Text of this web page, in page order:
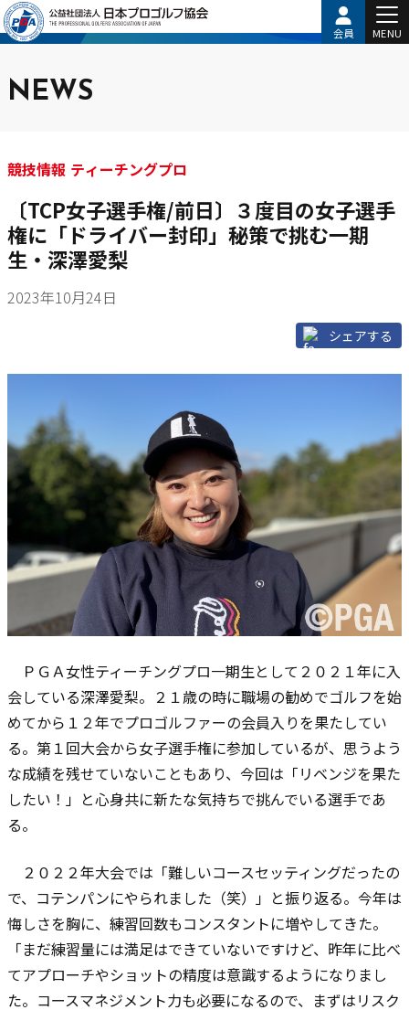
会員 MENU
NEWS
競技情報 ティーチングプロ
〔TCP女子選手権/前日〕３度目の女子選手
権に「ドライバー封印」秘策で挑む一期
生・深澤愛梨
2023年10月24日
シェアする
ＰＧＡ女性ティーチングプロ一期生として２０２１年に入
会している深澤愛梨。２１歳の時に職場の勧めでゴルフを始
めてから１２年でプロゴルファーの会員入りを果たしてい
る。第１回大会から女子選手権に参加しているが、思うよう
な成績を残せていないこともあり、今回は「リベンジを果た
したい！」と心身共に新たな気持ちで挑んでいる選手であ
る。
２０２２年大会では「難しいコースセッティングだったの
で、コテンパンにやられました（笑）」と振り返る。今年は
悔しさを胸に、練習回数もコンスタントに増やしてきた。
「まだ練習量には満足はできていないですけど、昨年に比べ
てアプローチやショットの精度は意識するようになりまし
た。コースマネジメント力も必要になるので、まずはリスク